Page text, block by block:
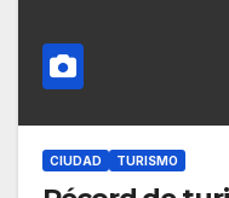
CIUDAD TURISMO